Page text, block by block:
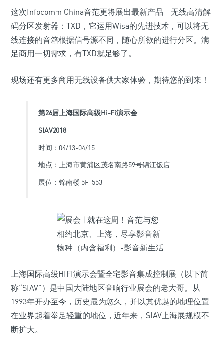
这次Infocomm China音范更将展出最新产品：无线高清解
码分区发射器：TXD，它运用Wisa的先进技术，可以将无
线连接的音箱根据信号源不同，随心所欲的进行分区。满
足商用一切需求，有TXD就足够了。
现场还有更多商用无线设备供大家体验，期待您的到来！
第26届上海国际高级Hi-Fi演示会
SIAV2018
时间：04/13-04/15
地点：上海市黄浦区茂名南路59号锦江饭店
展位：锦南楼 5F-553
上海国际高级HIFI演示会暨全宅影音集成控制展（以下简
称“SIAV”）是中国大陆地区音响行业展会的老大哥。从
1993年开办至今，历史最为悠久，并以其优越的地理位置
在业界起着举足轻重的地位，近年来，SIAV上海展规模不
断扩大。